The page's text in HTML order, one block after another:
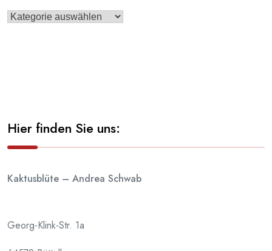
Hier finden Sie uns:
Kaktusblüte – Andrea Schwab
Georg-Klink-Str. 1a